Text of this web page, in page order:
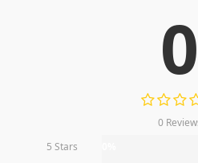
0
0
5 Stars